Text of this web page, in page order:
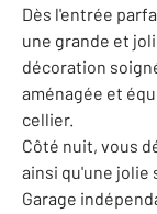
Dès l'entrée
une grande et
décoration
aménagée et
cellier.
Côté nuit, vous
ainsi qu'une jolie
Garage